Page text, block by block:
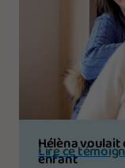
Hélèna
enfant
Lire ce